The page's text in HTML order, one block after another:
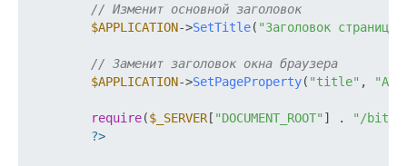
// Изменит основной заголовок
$APPLICATION->SetTitle( "Заголовок страницы
// Заменит заголовок окна браузера
$APPLICATION->SetPageProperty( "title" ,
require($_SERVER[ "DOCUMENT_ROOT" ] .
"/
?>